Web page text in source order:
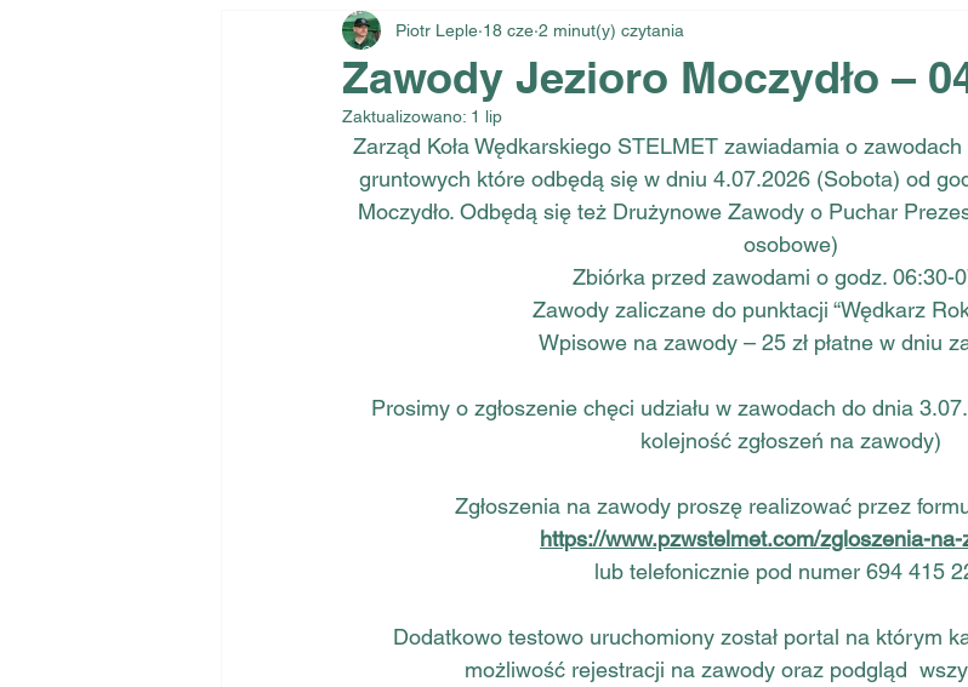
Zawody Jezioro Moczydło –
Piotr Leple 18 cze 2 minut(y) czytania
Zaktualizowano: 1 lip
Zarząd Koła Wędkarskiego STELMET zawiadamia o
gruntowych które odbędą się w dniu 4.07.2026 (Sobota) od
Moczydło. Odbędą się też Drużynowe Zawody o Puchar
osobowe)
Zbiórka przed zawodami o godz. 06:30-
Zawody zaliczane do punktacji “Wędkarz
Wpisowe na zawody – 25 zł płatne w dniu
Prosimy o zgłoszenie chęci udziału w zawodach do dnia
kolejność zgłoszeń na zawody)
Zgłoszenia na zawody proszę realizować przez
https://www.pzwstelmet.com/zgloszenia-
lub telefonicznie pod numer 694 415
Dodatkowo testowo uruchomiony został portal na którym
możliwość rejestracji na zawody oraz podgląd